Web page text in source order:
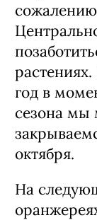
год в
сезона мы
октября.
На